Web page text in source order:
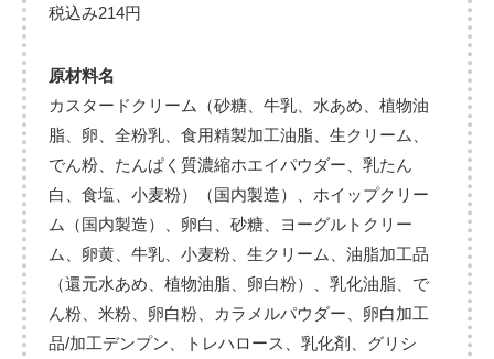
税込み214円
原材料名
カスタードクリーム（砂糖、牛乳、水あめ、植物油
脂、卵、全粉乳、食用精製加工油脂、生クリーム、
でん粉、たんぱく質濃縮ホエイパウダー、乳たん
白、食塩、小麦粉）（国内製造）、ホイップクリー
ム（国内製造）、卵白、砂糖、ヨーグルトクリー
ム、卵黄、牛乳、小麦粉、生クリーム、油脂加工品
（還元水あめ、植物油脂、卵白粉）、乳化油脂、で
ん粉、米粉、卵白粉、カラメルパウダー、卵白加工
品/加工デンプン、トレハロース、乳化剤、グリシ